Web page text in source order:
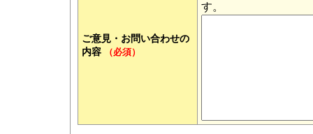
ご意見・お問い合わせの
内容
（必須）
す。